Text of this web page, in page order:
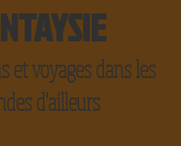
et voyages dans les
d'ailleurs